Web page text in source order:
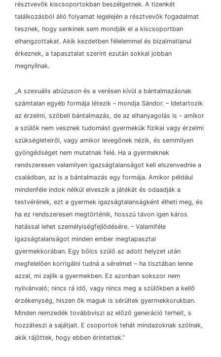
résztvevők kiscsoportokban beszélgetnek. A tizenkét
találkozásból álló folyamat legelején a résztvevők fogadalmat
tesznek, hogy senkinek sem mondják el a kiscsoportban
elhangzottakat. Akik kezdetben félelemmel és bizalmatlanul
érkeznek, a tapasztalat szerint ezután sokkal jobban
megnyílnak.
„A szexuális abúzuson és a verésen kívül a bántalmazásnak
számtalan egyéb formája létezik –mondja Sándor. –Idetartozik
az érzelmi, szóbeli bántalmazás, de az elhanyagolás is –amikor
a szülők nem vesznek tudomást gyermekük fizikai vagy érzelmi
szükségleteiről, vagy amikor levegőnek nézik, és semmilyen
gyöngédséget nem mutatnak felé. Ha a gyermeknek
rendszeresen valamilyen igazságtalanságot kell elszenvednie a
családban, az is a bántalmazás egy formája. Amikor például
mindenféle indok nélkül elveszik a játékát és odaadják a
testvérének, ezt a gyermek igazságtalanságként élheti meg, és
ha ez rendszeresen megtörténik, hosszú távon igen káros
hatással lehet személyiségfejlődésére. –Valamiféle
igazságtalanságot minden ember megtapasztal
gyermekkorában. Egy bölcs szülő az adott helyzet után
megfelelően korrigálni tudná a sérelmet –ha tisztában lenne
azzal, mi zajlik a gyermekben. Ez azonban sokszor nem
nyilvánvaló; nincs rá idő, vagy nincs meg a szülőkben a kellő
érzékenység, hiszen ők maguk is sérültek gyermekkorukban.
Minden nemzedék továbbviszi az előző generáció terheit, s
hozzáteszi a sajátjait. E csoportok tehát mindazoknak szólnak,
akik rájöttek, hogy ebben érintettek.”